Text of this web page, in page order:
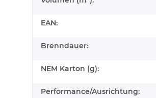
EAN:
Brenndauer:
NEM Karton (g):
Performance/Ausrichtung: